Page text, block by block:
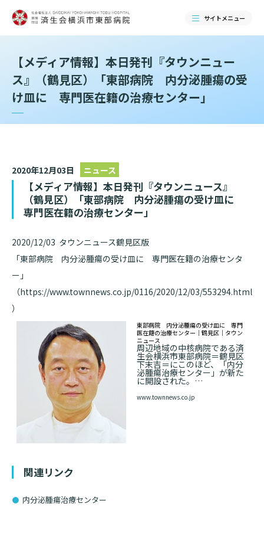
サイトメニュー
検索する
当院のご紹介トップ
基本情報
幹部紹介
理念・方針・患者さんの権利
施設概要と沿革
倫理に関する事
施設認定
数字で見る東部病院のいま
ご来院される方へ
ご来院される方へトップ
外来について
初診の方へ
再診の方へ
セカンドオピニオンのご案内
外来のお会計について
診療科・センター・部門
医療機関・医療者の方へ
医療機関・医療者の方へトップ
医療連携センターについて
患者さんのご紹介方法
医療連携センターのご案内
医療機関様からのよくあるご質問
お知らせ
イベント
病院ボランティア募集
【メディア情報】本日発刊『タウンニュー
ス』（鶴見区）「東部病院 内分泌腫瘍の受
け皿に 専門医在籍の治療センター」
2020年12月03日 ニュース
【メディア情報】本日発刊『タウンニュース』
（鶴見区）「東部病院 内分泌腫瘍の受け皿に
専門医在籍の治療センター」
2020/12/03 タウンニュース鶴見区版
「東部病院 内分泌腫瘍の受け皿に 専門医在籍の治療センタ
ー」
（https://www.townnews.co.jp/0116/2020/12/03/553294.html
）
東部病院 内分泌腫瘍の受け皿に 専門
医在籍の治療センター｜鶴見区｜タウン
ニュース
周辺地域の中核病院である済
生会横浜市東部病院＝鶴見区
下末吉＝にこのほど、「内分
泌腫瘍治療センター」が新た
に開設された。…
www.townnews.co.jp
関連リンク
内分泌腫瘍治療センター